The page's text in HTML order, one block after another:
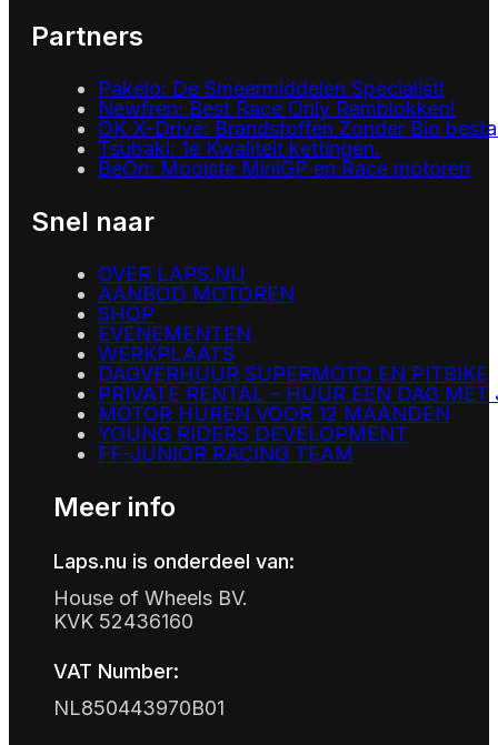
Partners
Pakelo: De Smeermiddelen Specialist!
Newfren: Best Race Only Remblokken!
OK X-Drive: Brandstoffen Zonder Bio
Tsubaki: 1e Kwaliteit kettingen.
BeOn: Mooiste MiniGP en Race motoren
Snel naar
OVER LAPS.NU
AANBOD MOTOREN
SHOP
EVENEMENTEN
WERKPLAATS
DAGVERHUUR SUPERMOTO EN PITBIKE
PRIVATE RENTAL – HUUR EEN DAG MET
MOTOR HUREN VOOR 12 MAANDEN
YOUNG RIDERS DEVELOPMENT
FF-JUNIOR RACING TEAM
Meer info
Laps.nu is onderdeel van:
House of Wheels BV.
KVK 52436160
VAT Number:
NL850443970B01